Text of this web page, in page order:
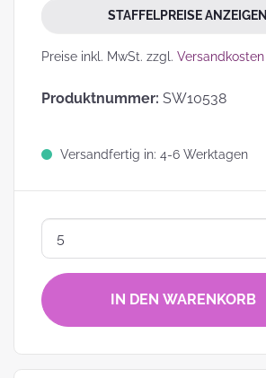
STAFFELPREISE ANZEIGEN
Preise inkl. MwSt. zzgl. Versandkosten
Produktnummer: SW10538
Versandfertig in: 4-6 Werktagen
IN DEN WARENKORB